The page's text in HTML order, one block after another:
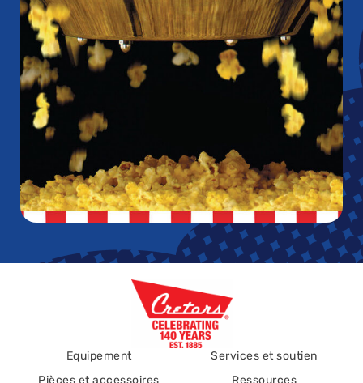
Equipement
Pièces et accessoires
Services et soutien
Ressources